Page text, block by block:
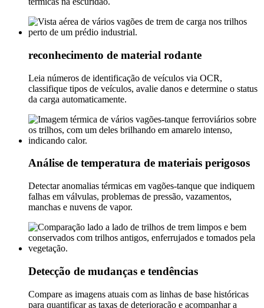
reconhecimento de material rodante
Leia números de identificação de veículos via OCR,
classifique tipos de veículos, avalie danos e determine o status
da carga automaticamente.
Análise de temperatura de materiais perigosos
Detectar anomalias térmicas em vagões-tanque que indiquem
falhas em válvulas, problemas de pressão, vazamentos,
manchas e nuvens de vapor.
Detecção de mudanças e tendências
Compare as imagens atuais com as linhas de base históricas
para quantificar as taxas de deterioração e acompanhar a